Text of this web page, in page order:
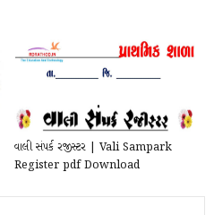
વાલી સંપર્ક રજીસ્ટર | Vali Sampark
Register pdf Download